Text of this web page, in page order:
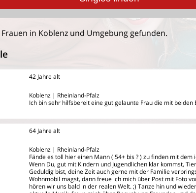
in Koblenz und Umgebung gefunden.
42 Jahre alt
Koblenz | Rheinland-Pfalz
Ich bin sehr hilfsbereit eine gut gelaunte Frau die mit beiden
64 Jahre alt
Koblenz | Rheinland-Pfalz
Fände es toll hier einen Mann ( 54+ bis ? ) zu finden mit
Wenn Du, gut mit Kindern und Jugendlichen klar kommst,
Geduldig bist, deine Zeit auch gerne mit der Familie
Wohnmobil magst, dann freue ich mich über Post mit Foto
hören wir uns bald in der realen Welt. ;) Tanze hin und